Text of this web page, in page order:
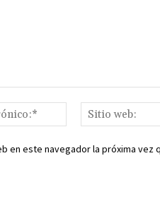
Correo
electrónico:*
en este navegador la próxima vez